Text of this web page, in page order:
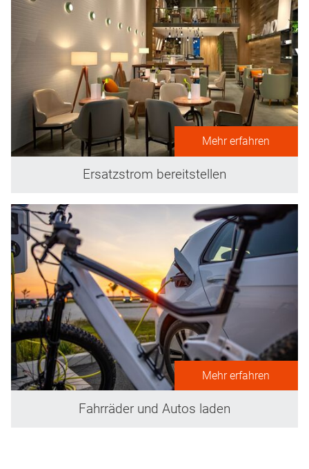
Mehr erfahren
Ersatzstrom bereitstellen
Mehr erfahren
Fahrräder und Autos laden